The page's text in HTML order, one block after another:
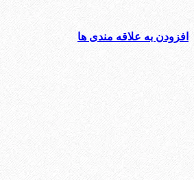
افزودن به علاقه مندی ها